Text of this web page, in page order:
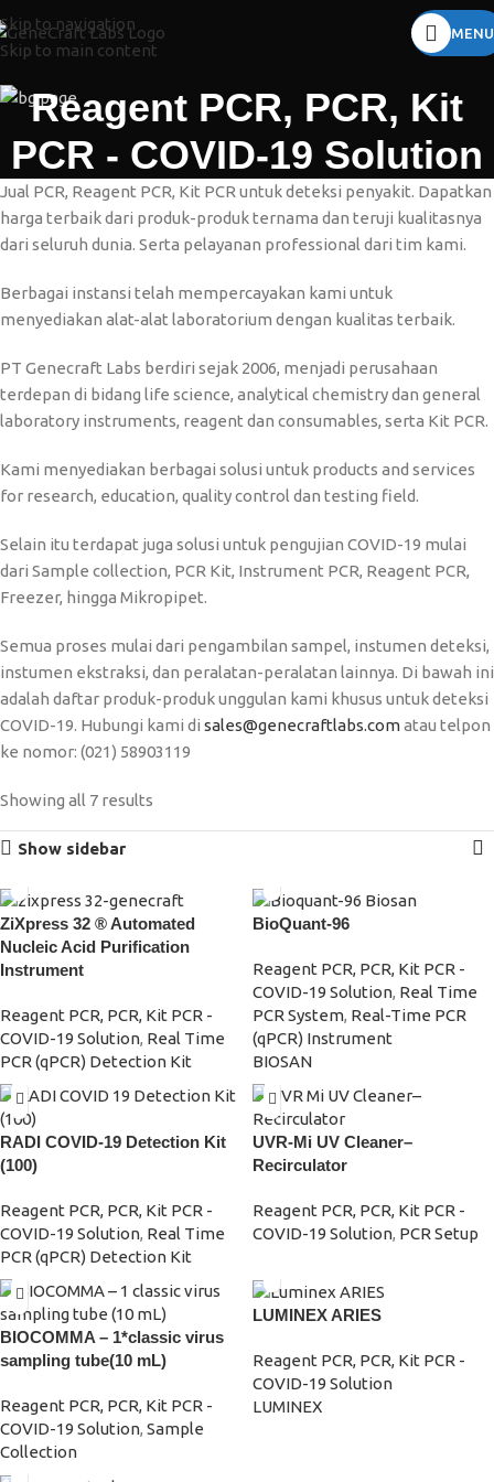
Skip to navigation
Skip to main content
MENU
Reagent PCR, PCR, Kit
PCR - COVID-19 Solution
Jual PCR, Reagent PCR, Kit PCR untuk deteksi penyakit. Dapatkan
harga terbaik dari produk-produk ternama dan teruji kualitasnya
dari seluruh dunia. Serta pelayanan professional dari tim kami.
Berbagai instansi telah mempercayakan kami untuk
menyediakan alat-alat laboratorium dengan kualitas terbaik.
PT Genecraft Labs berdiri sejak 2006, menjadi perusahaan
terdepan di bidang life science, analytical chemistry dan general
laboratory instruments, reagent dan consumables, serta Kit PCR.
Kami menyediakan berbagai solusi untuk products and services
for research, education, quality control dan testing field.
Selain itu terdapat juga solusi untuk pengujian COVID-19 mulai
dari Sample collection, PCR Kit, Instrument PCR, Reagent PCR,
Freezer, hingga Mikropipet.
Semua proses mulai dari pengambilan sampel, instumen deteksi,
instumen ekstraksi, dan peralatan-peralatan lainnya. Di bawah ini
adalah daftar produk-produk unggulan kami khusus untuk deteksi
COVID-19. Hubungi kami di sales@genecraftlabs.comatau telpon
ke nomor: (021) 58903119
Showing all 7 results
Show sidebar
ZiXpress 32 ® Automated
Nucleic Acid Purification
Instrument
Reagent PCR, PCR, Kit PCR -
COVID-19 Solution, Real Time
PCR (qPCR) Detection Kit
BioQuant-96
Reagent PCR, PCR, Kit PCR -
COVID-19 Solution, Real Time
PCR System, Real-Time PCR
(qPCR) Instrument
BIOSAN
RADI COVID-19 Detection Kit
(100)
Reagent PCR, PCR, Kit PCR -
COVID-19 Solution, Real Time
PCR (qPCR) Detection Kit
UVR-Mi UV Cleaner–
Recirculator
Reagent PCR, PCR, Kit PCR -
COVID-19 Solution, PCR Setup
BIOCOMMA – 1*classic virus
sampling tube(10 mL)
Reagent PCR, PCR, Kit PCR -
COVID-19 Solution, Sample
Collection
LUMINEX ARIES
Reagent PCR, PCR, Kit PCR -
COVID-19 Solution
LUMINEX